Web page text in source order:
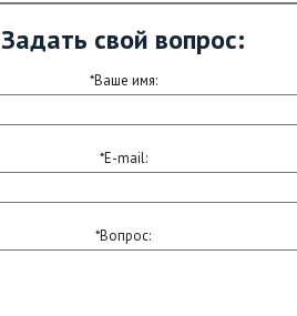
Задать свой вопрос:
*Ваше имя:
*E-mail:
*Вопрос: